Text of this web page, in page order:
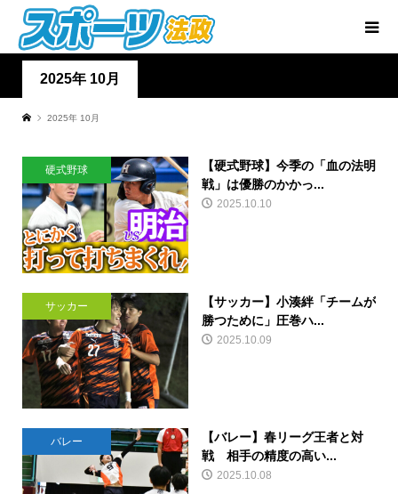
2025年 10月
2025年 10月
硬式野球
【硬式野球】今季の「血の法明
戦」は優勝のかかっ...
2025.10.10
サッカー
【サッカー】小湊絆「チームが
勝つために」圧巻ハ...
2025.10.09
バレー
【バレー】春リーグ王者と対
戦 相手の精度の高い...
2025.10.08